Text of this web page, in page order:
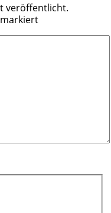
veröffentlicht.
markiert